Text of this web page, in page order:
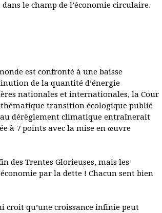
le champ de l’économie circulaire.
est confronté à une baisse
de la quantité d’énergie
nationales et internationales, la Cour
thématique transition écologique publié
au dérèglement climatique entraînerait
à 7 points avec la mise en œuvre
des Trentes Glorieuses, mais les
par la dette ! Chacun sent bien
croit qu’une croissance infinie peut